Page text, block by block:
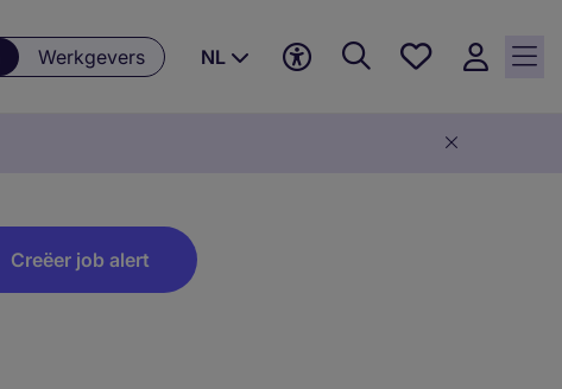
Werkgevers NL
Favorieten,
vacatures
Creëer job alert